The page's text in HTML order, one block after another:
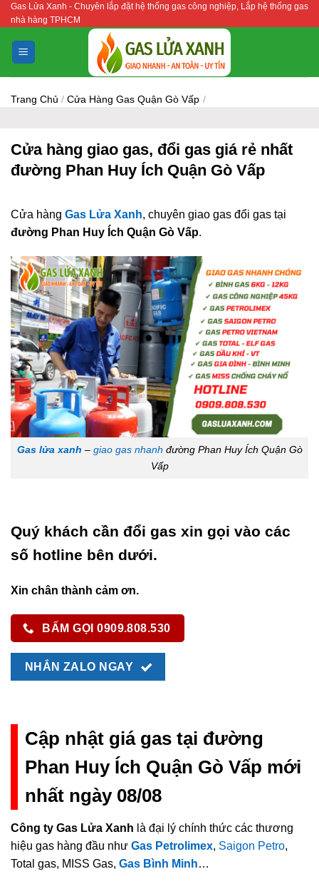
Bỏ
qua
nội
dung
Gas Lửa Xanh - Chuyên lắp đặt hệ thống gas công nghiệp, Lắp hệ thống gas
nhà hàng TPHCM
Trang Chủ / Cửa Hàng Gas Quận Gò Vấp /
Cửa hàng giao gas, đổi gas giá rẻ nhất
đường Phan Huy Ích Quận Gò Vấp
Cửa hàng Gas Lửa Xanh, chuyên giao gas đổi gas tại
đường Phan Huy Ích Quận Gò Vấp.
Gas lửa xanh – giao gas nhanh đường Phan Huy Ích Quận Gò
Vấp
Quý khách cần đổi gas xin gọi vào các
số hotline bên dưới.
Xin chân thành cảm ơn.
BẤM GỌI 0909.808.530
NHẮN ZALO NGAY
Cập nhật giá gas tại đường
Phan Huy Ích Quận Gò Vấp mới
nhất ngày 08/08
Công ty Gas Lửa Xanh là đại lý chính thức các thương
hiệu gas hàng đầu như Gas Petrolimex, Saigon Petro,
Total gas, MISS Gas, Gas Bình Minh…